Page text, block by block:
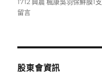
日
1712 興農 楓康吳羽保鮮膜1支
留言
股東會資訊